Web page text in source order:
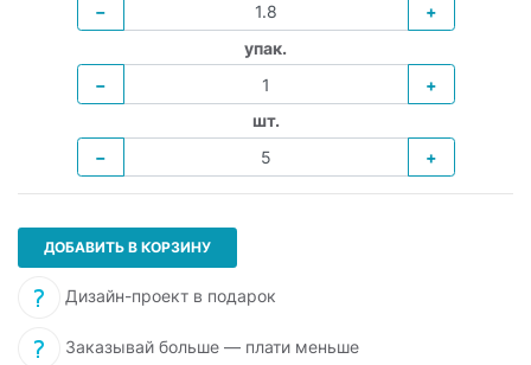
−
+
упак.
−
+
шт.
−
+
ДОБАВИТЬ В КОРЗИНУ
Дизайн-проект в подарок
Заказывай больше — плати меньше